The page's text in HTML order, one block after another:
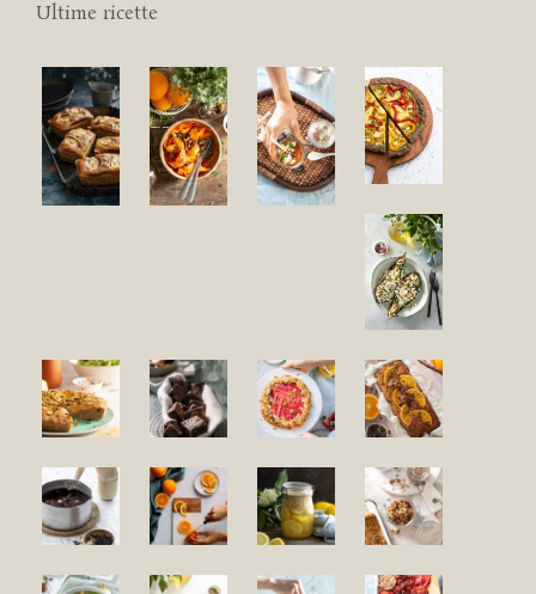
Ultime ricette